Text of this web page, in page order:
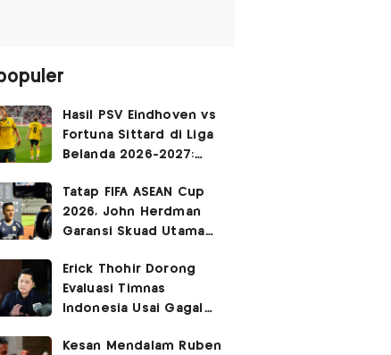
Hasil PSV Eindhoven vs
Fortuna Sittard di Liga
Belanda 2026-2027:
Menit, Ole Romeny
Cetak Gol Debut
Tatap FIFA ASEAN Cup
2026, John Herdman
Garansi Skuad Utama
Diperkuat Kevin Diks
dan Jay Idzes
Erick Thohir Dorong
Evaluasi Timnas
Indonesia Usai Gagal
AFF 2026
Kesan Mendalam Ruben